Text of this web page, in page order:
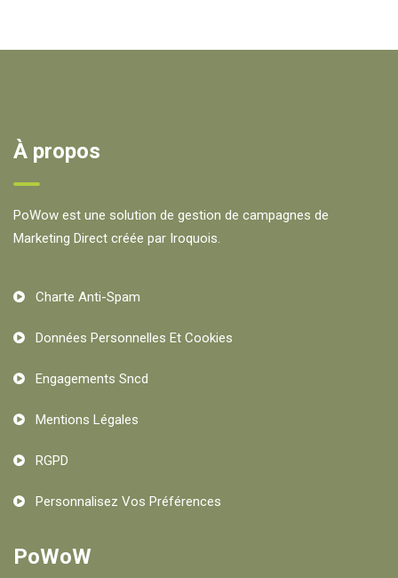
À propos
PoWow est une solution de gestion de campagnes de
Marketing Direct créée par Iroquois.
Charte Anti-Spam
Données Personnelles Et Cookies
Engagements Sncd
Mentions Légales
RGPD
Personnalisez Vos Préférences
PoWoW